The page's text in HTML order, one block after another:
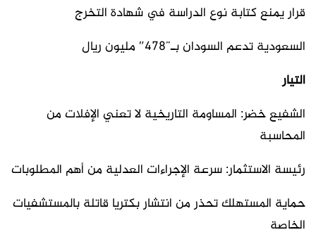
قرار يمنع كتابة نوع الدراسة في شهادة التخرج
السعودية تدعم السودان بـ”478″ مليون ريال
التيار
الشفيع خضر: المساومة التاريخية لا تعني الإفلات من
المحاسبة
رئيسة الاستثمار: سرعة الإجراءات العدلية من أهم المطلوبات
حماية المستهلك تحذر من انتشار بكتريا قاتلة بالمستشفيات
الخاصة